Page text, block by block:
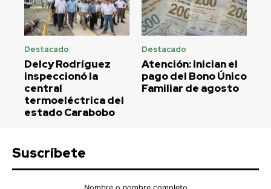
Destacado
Delcy Rodríguez
inspeccionó la
central
termoeléctrica del
estado Carabobo
Destacado
Atención: Inician el
pago del Bono Único
Familiar de agosto
Suscríbete